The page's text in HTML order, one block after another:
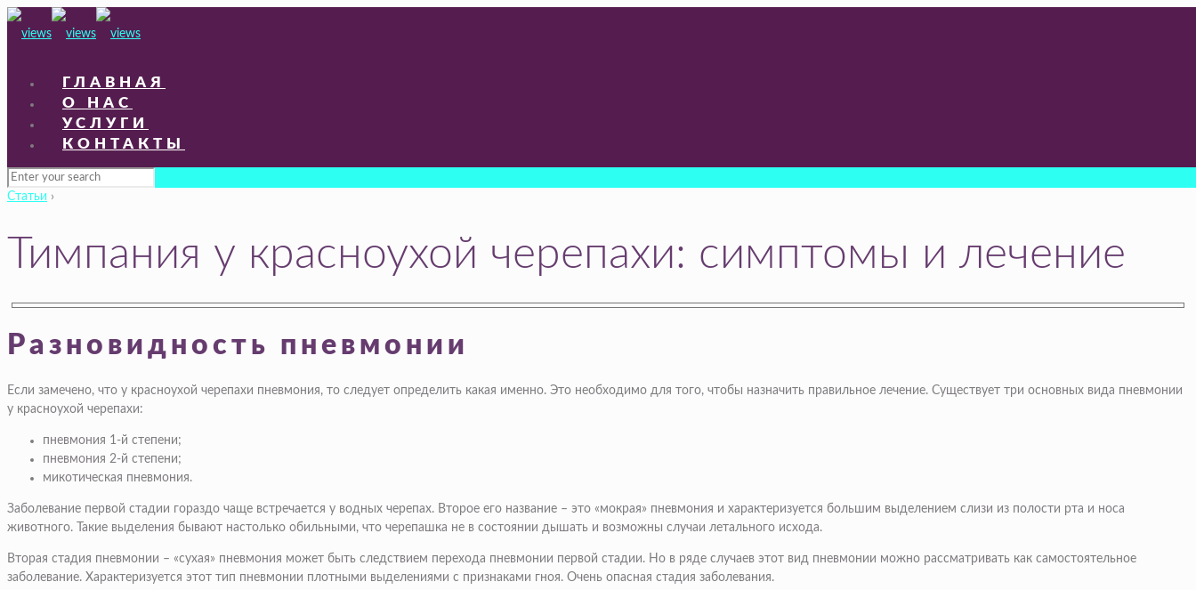
ГЛАВНАЯ
О НАС
УСЛУГИ
КОНТАКТЫ
Статьи ›
Тимпания у красноухой черепахи: симптомы и лечение
Разновидность пневмонии
Если замечено, что у красноухой черепахи пневмония, то следует определить какая именно. Это необходимо для того, чтобы назначить правильное лечение. Существует три основных вида пневмонии
у красноухой черепахи:
пневмония 1-й степени;
пневмония 2-й степени;
микотическая пневмония.
Заболевание первой стадии гораздо чаще встречается у водных черепах. Второе его название – это «мокрая» пневмония и характеризуется большим выделением слизи из полости рта и носа
животного. Такие выделения бывают настолько обильными, что черепашка не в состоянии дышать и возможны случаи летального исхода.
Вторая стадия пневмонии – «сухая» пневмония может быть следствием перехода пневмонии первой стадии. Но в ряде случаев этот вид пневмонии можно рассматривать как самостоятельное
заболевание. Характеризуется этот тип пневмонии плотными выделениями с признаками гноя. Очень опасная стадия заболевания.